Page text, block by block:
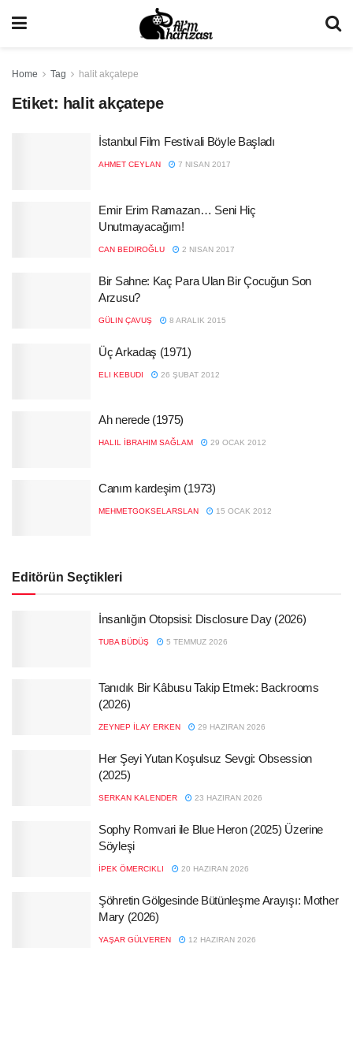
Home Tag halit akçatepe
Etiket: halit akçatepe
İstanbul Film Festivali Böyle Başladı
AHMET CEYLAN 7 NISAN 2017
Emir Erim Ramazan… Seni Hiç
Unutmayacağım!
CAN BEDIROĞLU 2 NISAN 2017
Bir Sahne: Kaç Para Ulan Bir Çocuğun Son
Arzusu?
GÜLIN ÇAVUŞ 8 ARALIK 2015
Üç Arkadaş (1971)
ELI KEBUDI 26 ŞUBAT 2012
Ah nerede (1975)
HALIL İBRAHIM SAĞLAM 29 OCAK 2012
Canım kardeşim (1973)
MEHMETGOKSELARSLAN 15 OCAK 2012
Editörün Seçtikleri
İnsanlığın Otopsisi: Disclosure Day (2026)
TUBA BÜDÜŞ 5 TEMMUZ 2026
Tanıdık Bir Kâbusu Takip Etmek: Backrooms
(2026)
ZEYNEP İLAY ERKEN 29 HAZIRAN 2026
Her Şeyi Yutan Koşulsuz Sevgi: Obsession
(2025)
SERKAN KALENDER 23 HAZIRAN 2026
Sophy Romvari ile Blue Heron (2025) Üzerine
Söyleşi
İPEK ÖMERCIKLI 20 HAZIRAN 2026
Şöhretin Gölgesinde Bütünleşme Arayışı: Mother
Mary (2026)
YAŞAR GÜLVEREN 12 HAZIRAN 2026